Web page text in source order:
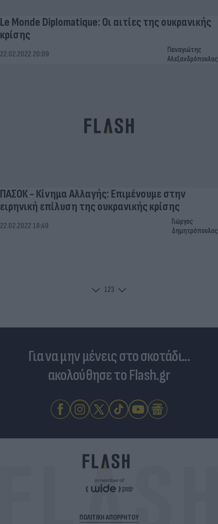
Le Monde Diplomatique: Οι αιτίες της ουκρανικής
κρίσης
22.02.2022 20:09
Παναγιώτης
Αλεξανδρόπουλος
ΠΑΣΟΚ - Κίνημα Αλλαγής: Επιμένουμε στην
ειρηνική επίλυση της ουκρανικής κρίσης
22.02.2022 18:49
Γιώργος
Δημητρόπουλος
123
Για να μην μένεις στο σκοτάδι...
ακολούθησε το Flash.gr
ΠΟΛΙΤΙΚΗ ΑΠΟΡΡΗΤΟΥ